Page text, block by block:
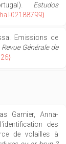
Estudos
02188799⟩
Emissions de
Revue Générale de
Garnier, Anna-
des
de volailles à